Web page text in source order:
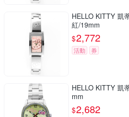
HELLO KITTY 凱
紅/19mm
$2,772
活動 券
HELLO KITTY 凱
mm
$2,682